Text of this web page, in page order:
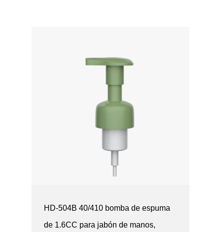
HD-504B 40/410 bomba de espuma
de 1.6CC para jabón de manos,